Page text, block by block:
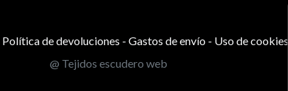
Política de devoluciones - Gastos de envío - Uso de cookies
@ Tejidos escudero web